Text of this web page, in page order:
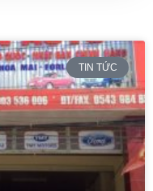
TIN TỨC